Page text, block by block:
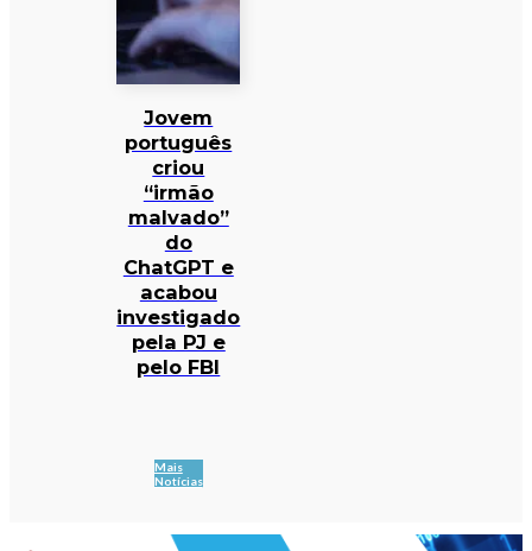
Jovem
português
criou
“irmão
malvado”
do
ChatGPT e
acabou
investigado
pela PJ e
pelo FBI
Mais
Notícias